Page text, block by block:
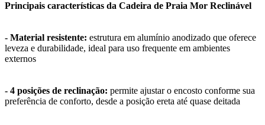
Principais características da Cadeira de Praia Mor Reclinável
- Material resistente: estrutura em alumínio anodizado que oferece
leveza e durabilidade, ideal para uso frequente em ambientes
externos
- 4 posições de reclinação: permite ajustar o encosto conforme sua
preferência de conforto, desde a posição ereta até quase deitada